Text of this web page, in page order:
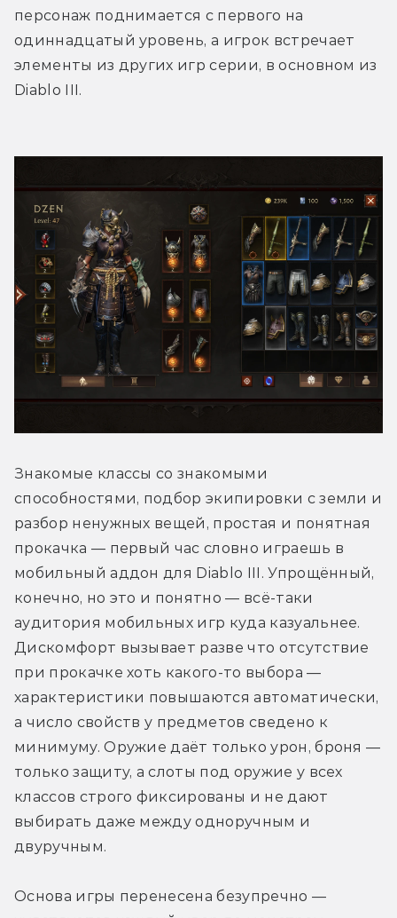
персонаж поднимается с первого на
одиннадцатый уровень, а игрок встречает
элементы из других игр серии, в основном из
Diablo III.
Знакомые классы со знакомыми
способностями, подбор экипировки с земли и
разбор ненужных вещей, простая и понятная
прокачка — первый час словно играешь в
мобильный аддон для Diablo III. Упрощённый,
конечно, но это и понятно — всё-таки
аудитория мобильных игр куда казуальнее.
Дискомфорт вызывает разве что отсутствие
при прокачке хоть какого-то выбора —
характеристики повышаются автоматически,
а число свойств у предметов сведено к
минимуму. Оружие даёт только урон, броня —
только защиту, а слоты под оружие у всех
классов строго фиксированы и не дают
выбирать даже между одноручным и
двуручным.
Основа игры перенесена безупречно —